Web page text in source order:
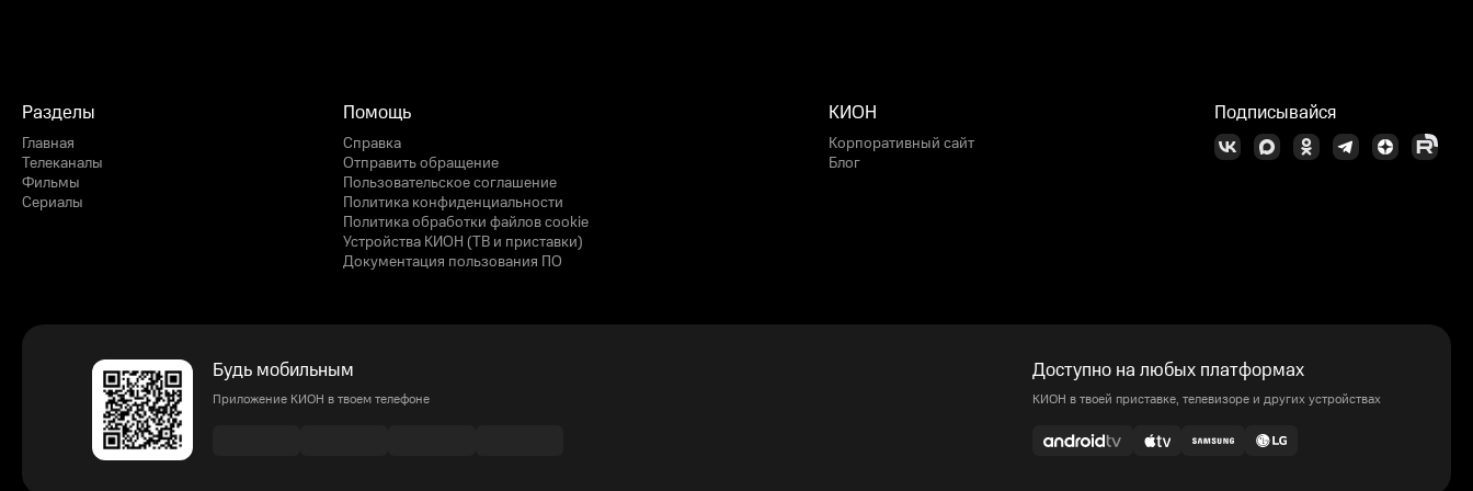
Разделы
Главная
Телеканалы
Фильмы
Сериалы
Помощь
Справка
Отправить обращение
Пользовательское соглашение
Политика конфиденциальности
Политика обработки файлов cookie
Устройства КИОН (ТВ и приставки)
Документация пользования ПО
КИОН
Корпоративный сайт
Блог
Подписывайся
Будь мобильным
Приложение КИОН в твоем телефоне
Доступно на любых платформах
КИОН в твоей приставке, телевизоре и других устройствах